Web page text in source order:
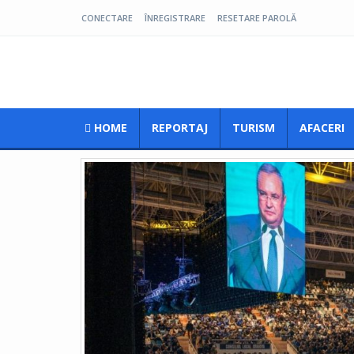
CONECTARE ÎNREGISTRARE RESETARE PAROLĂ
HOME REPORTAJ TURISM AFACERI